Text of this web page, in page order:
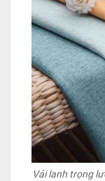
Vải lanh trọng